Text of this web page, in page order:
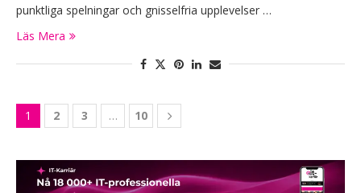
punktliga spelningar och gnisselfria upplevelser …
Läs Mera
1 2 3 … 10